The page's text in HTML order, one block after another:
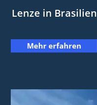
Lenze in Brasilien
Mehr erfahren